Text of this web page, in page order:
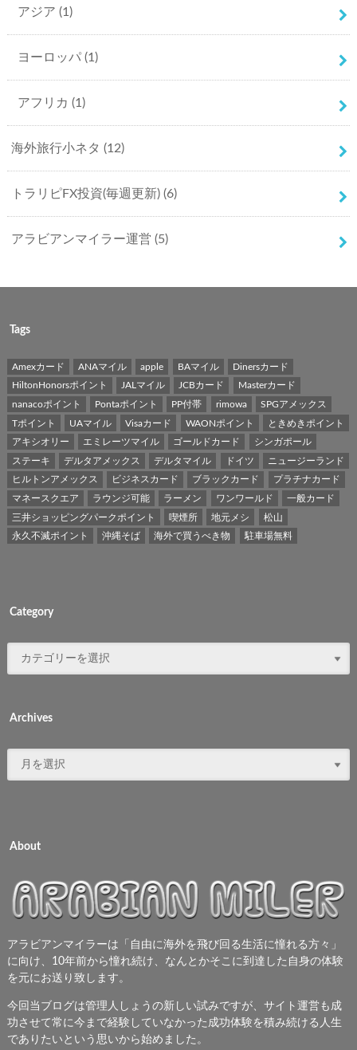
アジア (1)
ヨーロッパ (1)
アフリカ (1)
海外旅行小ネタ (12)
トラリピFX投資(毎週更新) (6)
アラビアンマイラー運営 (5)
Tags
Amexカード ANAマイル apple BAマイル
Dinersカード
HiltonHonorsポイント
JALマイル JCBカード
Masterカード
nanacoポイント
Pontaポイント PP付帯 rimowa
SPGアメックス
Tポイント
UAマイル Visaカード WAONポイント
ときめきポイント
アキシオリー
エミレーツマイル ゴールドカード
シンガポール
ステーキ
デルタアメックス デルタマイル ドイツ
ニュージーランド
ヒルトンアメックス
ビジネスカード ブラックカード
プラチナカード
マネースクエア
ラウンジ可能 ラーメン ワンワールド
一般カード
三井ショッピングパークポイント
喫煙所 地元メシ
松山
永久不滅ポイント
沖縄そば 海外で買うべき物 駐車場無料
Category
Archives
About
アラビアンマイラーは「自由に海外を飛び回る生活に憧れる方々」
に向け、10年前から憧れ続け、なんとかそこに到達した自身の体験
を元にお送り致します。
今回当ブログは管理人しょうの新しい試みですが、サイト運営も成
功させて常に今まで経験していなかった成功体験を積み続ける人生
でありたいという思いから始めました。